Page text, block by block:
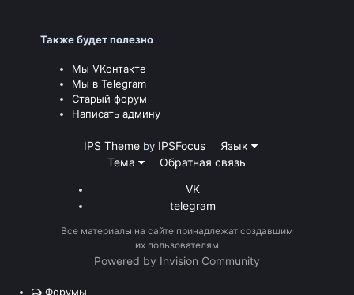
Также будет полезно
Мы VKонтакте
Мы в Telegram
Старый форум
Написать админу
IPS Theme by IPSFocus
Язык
Тема
Обратная связь
VK
telegram
Все материалы на сайте принадлежат создавшим
их пользователям
Powered by Invision Community
Форумы